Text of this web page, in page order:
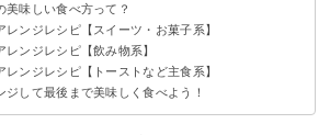
美味しい食べ方って？
レンジレシピ【スイーツ・お菓子系】
ロア風ムース
んざい
ケットサンド
たスモアクッキー
スたマシュマロレアチーズケーキ
ーとケーキ ニュージーランド風
のロリポップ
しいホワイトチョコファッジ
レオパウンドケーキ
レンジレシピ【飲み物系】
ットミルク
アたはちみつレモン
ーヒー甘酒
乳紅茶
汁ドリンク
レンジレシピ【トーストなど主食系】
コレートのトースト
ワッサンサンド
ザドしたフレンチトースト
た簡単パン
しいチーズトースト
ジして最後まで美味しく食べよう！